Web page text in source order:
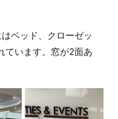
ベッド、クローゼッ
ています。窓が2面あ